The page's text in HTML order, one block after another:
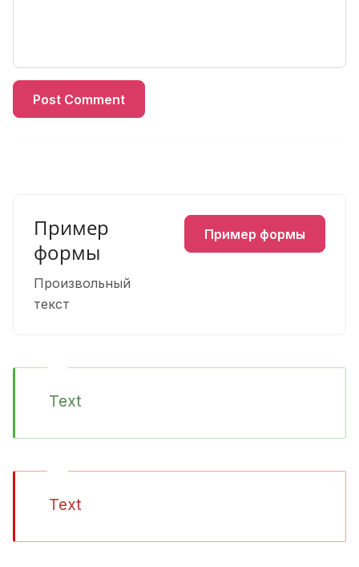
Пример
формы
Произвольный
текст
Пример формы
Text
Text